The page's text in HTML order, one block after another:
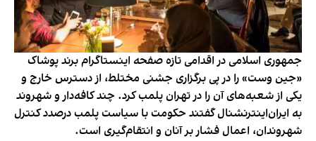
جمهوری اسلامی در اقدامی تازه صفحه اینستاگرام برند پوشاک
«جین وست» را در پی برگزاری جشنی مختلط، از دسترس خارج و
یکی از شعبه‌های آن را در تهران پلمب کرد. چند کافه‌‌دار و شهروند
به ایران‌اینترنشنال گفتند حکومت با سیاست پلمب درصدد کنترل
شهروندان، اعمال فشار بر آنان و انتقام‌گیری است.